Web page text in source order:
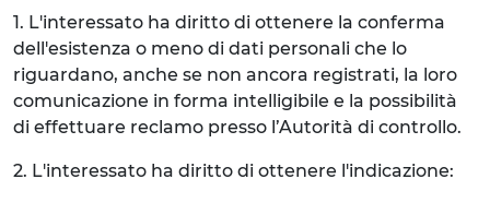
1. L'interessato ha diritto di ottenere la conferma
dell'esistenza o meno di dati personali che lo
riguardano, anche se non ancora registrati, la loro
comunicazione in forma intelligibile e la possibilità
di effettuare reclamo presso l’Autorità di controllo.
2. L'interessato ha diritto di ottenere l'indicazione: